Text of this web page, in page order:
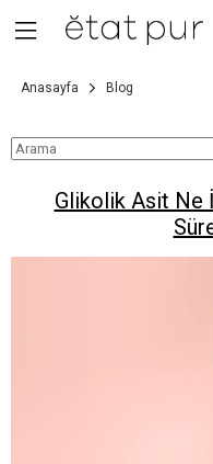
Anasayfa Blog
Glikolik Asit Ne